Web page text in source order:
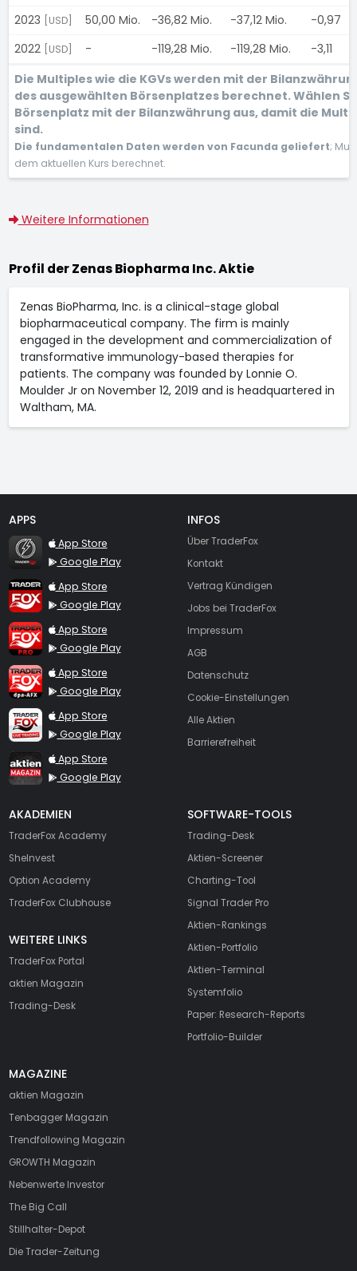
2023
[USD] 50,00 Mio. -36,82 Mio. -37,12 Mio. -0,97
2022
[USD] - -119,28 Mio. -119,28 Mio. -3,11
Die Multiples wie die KGVs werden mit der
des ausgewählten Börsenplatzes berechnet. Wählen
Börsenplatz mit der Bilanzwährung aus, damit die
sind.
Die fundamentalen Daten werden von Facunda geliefert;
dem aktuellen Kurs berechnet.
Weitere Informationen
Profil der Zenas Biopharma Inc. Aktie
Zenas BioPharma, Inc. is a clinical-stage global
biopharmaceutical company. The firm is mainly
engaged in the development and commercialization of
transformative immunology-based therapies for
patients. The company was founded by Lonnie O.
Moulder Jr on November 12, 2019 and is headquartered in
Waltham, MA.
APPS
TraderFox Flash
App Store
Google Play
TraderFox App
App Store
Google Play
TraderFox Pro
App Store
Google Play
TraderFox dpa-AFX ProFeed
App Store
Google Play
TraderFox Live Trading
App Store
Google Play
TraderFox aktien Magazin
App Store
Google Play
INFOS
Über TraderFox
Kontakt
Vertrag Kündigen
Jobs bei TraderFox
Impressum
AGB
Datenschutz
Cookie-Einstellungen
Alle Aktien
Barrierefreiheit
AKADEMIEN
TraderFox Academy
SheInvest
Option Academy
TraderFox Clubhouse
WEITERE LINKS
TraderFox Portal
aktien Magazin
Trading-Desk
SOFTWARE-TOOLS
Trading-Desk
Aktien-Screener
Charting-Tool
Signal Trader Pro
Aktien-Rankings
Aktien-Portfolio
Aktien-Terminal
Systemfolio
Paper: Research-Reports
Portfolio-Builder
MAGAZINE
aktien Magazin
Tenbagger Magazin
Trendfollowing Magazin
GROWTH Magazin
Nebenwerte Investor
The Big Call
Stillhalter-Depot
Die Trader-Zeitung